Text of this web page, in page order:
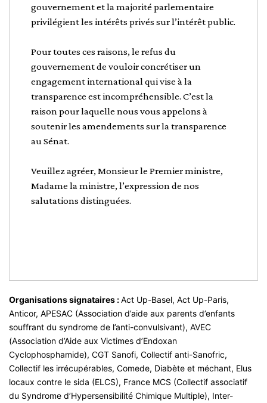
gouvernement et la majorité parlementaire
privilégient les intérêts privés sur l’intérêt public.
Pour toutes ces raisons, le refus du
gouvernement de vouloir concrétiser un
engagement international qui vise à la
transparence est incompréhensible. C’est la
raison pour laquelle nous vous appelons à
soutenir les amendements sur la transparence
au Sénat.
Veuillez agréer, Monsieur le Premier ministre,
Madame la ministre, l’expression de nos
salutations distinguées.
Organisations signataires :Act Up-Basel, Act Up-Paris,
Anticor, APESAC (Association d’aide aux parents d’enfants
souffrant du syndrome de l’anti-convulsivant), AVEC
(Association d’Aide aux Victimes d’Endoxan
Cyclophosphamide), CGT Sanofi, Collectif anti-Sanofric,
Collectif les irrécupérables, Comede, Diabète et méchant, Elus
locaux contre le sida (ELCS), France MCS (Collectif associatif
du Syndrome d’Hypersensibilité Chimique Multiple), Inter-